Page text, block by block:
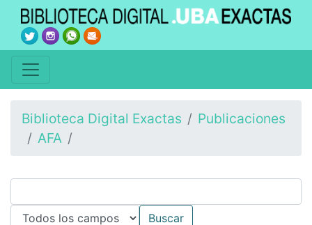
Biblioteca Digital Exactas
Publicaciones
AFA